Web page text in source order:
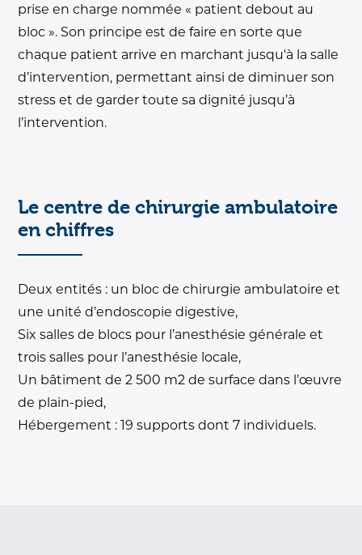
prise en charge nommée « patient debout au
bloc ». Son principe est de faire en sorte que
chaque patient arrive en marchant jusqu'à la salle
d’intervention, permettant ainsi de diminuer son
stress et de garder toute sa dignité jusqu’à
l’intervention.
Le centre de chirurgie ambulatoire
en chiffres
Deux entités : un bloc de chirurgie ambulatoire et
une unité d’endoscopie digestive,
Six salles de blocs pour l’anesthésie générale et
trois salles pour l’anesthésie locale,
Un bâtiment de 2 500 m2 de surface dans l’œuvre
de plain-pied,
Hébergement : 19 supports dont 7 individuels.